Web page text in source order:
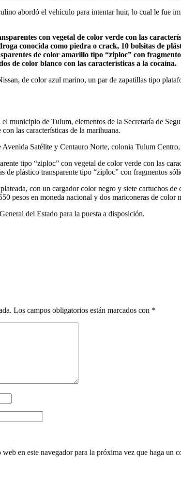
abordó el vehículo para intentar huir, lo cual le fue
con vegetal de color verde con las
conocida como piedra o crack, 10 bolsitas de
de color amarillo tipo “ziploc” con
de color blanco con las características a la cocaína.
de color azul marino, un par de zapatillas tipo
municipio de Tulum, elementos de la Secretaría de
las características de la marihuana.
Satélite y Centauro Norte, colonia Tulum
tipo “ziploc” con vegetal de color verde con las
de plástico transparente tipo “ziploc” con fragmentos
con un cargador color negro y siete cartuchos
pesos en moneda nacional y dos mariconeras de color
del Estado para la puesta a disposición.
Los campos obligatorios están marcados con *
en este navegador para la próxima vez que haga un